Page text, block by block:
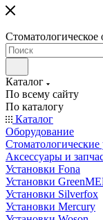
Каталог
По всему сайту
По каталогу
Каталог
Оборудование
Стоматологические
Аксессуары и
Установки Fona
Установки
Установки Silverfox
Установки Mercury